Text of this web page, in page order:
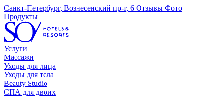
Санкт-Петербург, Вознесенский пр-т, 6 Отзывы Фото
Продукты
Услуги
Массажи
Уходы для лица
Уходы для тела
Beauty Studio
СПА для двоих